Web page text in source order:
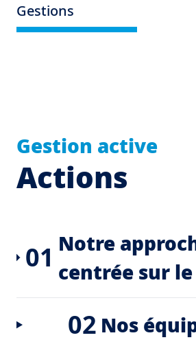
Gestions
Gestion active
Actions
01 Notre
centrée sur
02 Nos